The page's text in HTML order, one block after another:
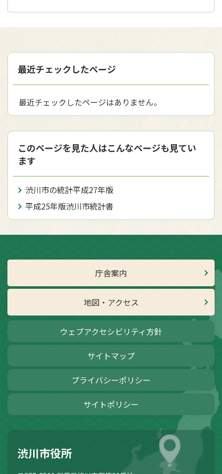
最近チェックしたページ
最近チェックしたページはありません。
このページを見た人はこんなページも見てい
ます
渋川市の統計平成27年版
平成25年版渋川市統計書
庁舎案内
地図・アクセス
ウェブアクセシビリティ方針
サイトマップ
プライバシーポリシー
サイトポリシー
渋川市役所